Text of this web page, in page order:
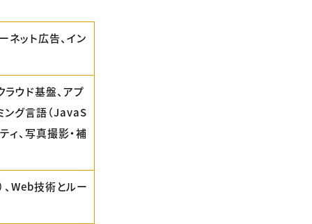
ネット広告、イン
ラウド基盤、アプ
ング言語（JavaS
、写真撮影・補
Web技術とルー